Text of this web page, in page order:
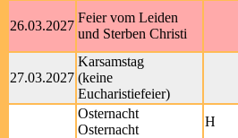
26.03.2027
Feier vom Leiden
und Sterben Christi
27.03.2027
Karsamstag
(keine
Eucharistiefeier)
Osternacht
Osternacht
H